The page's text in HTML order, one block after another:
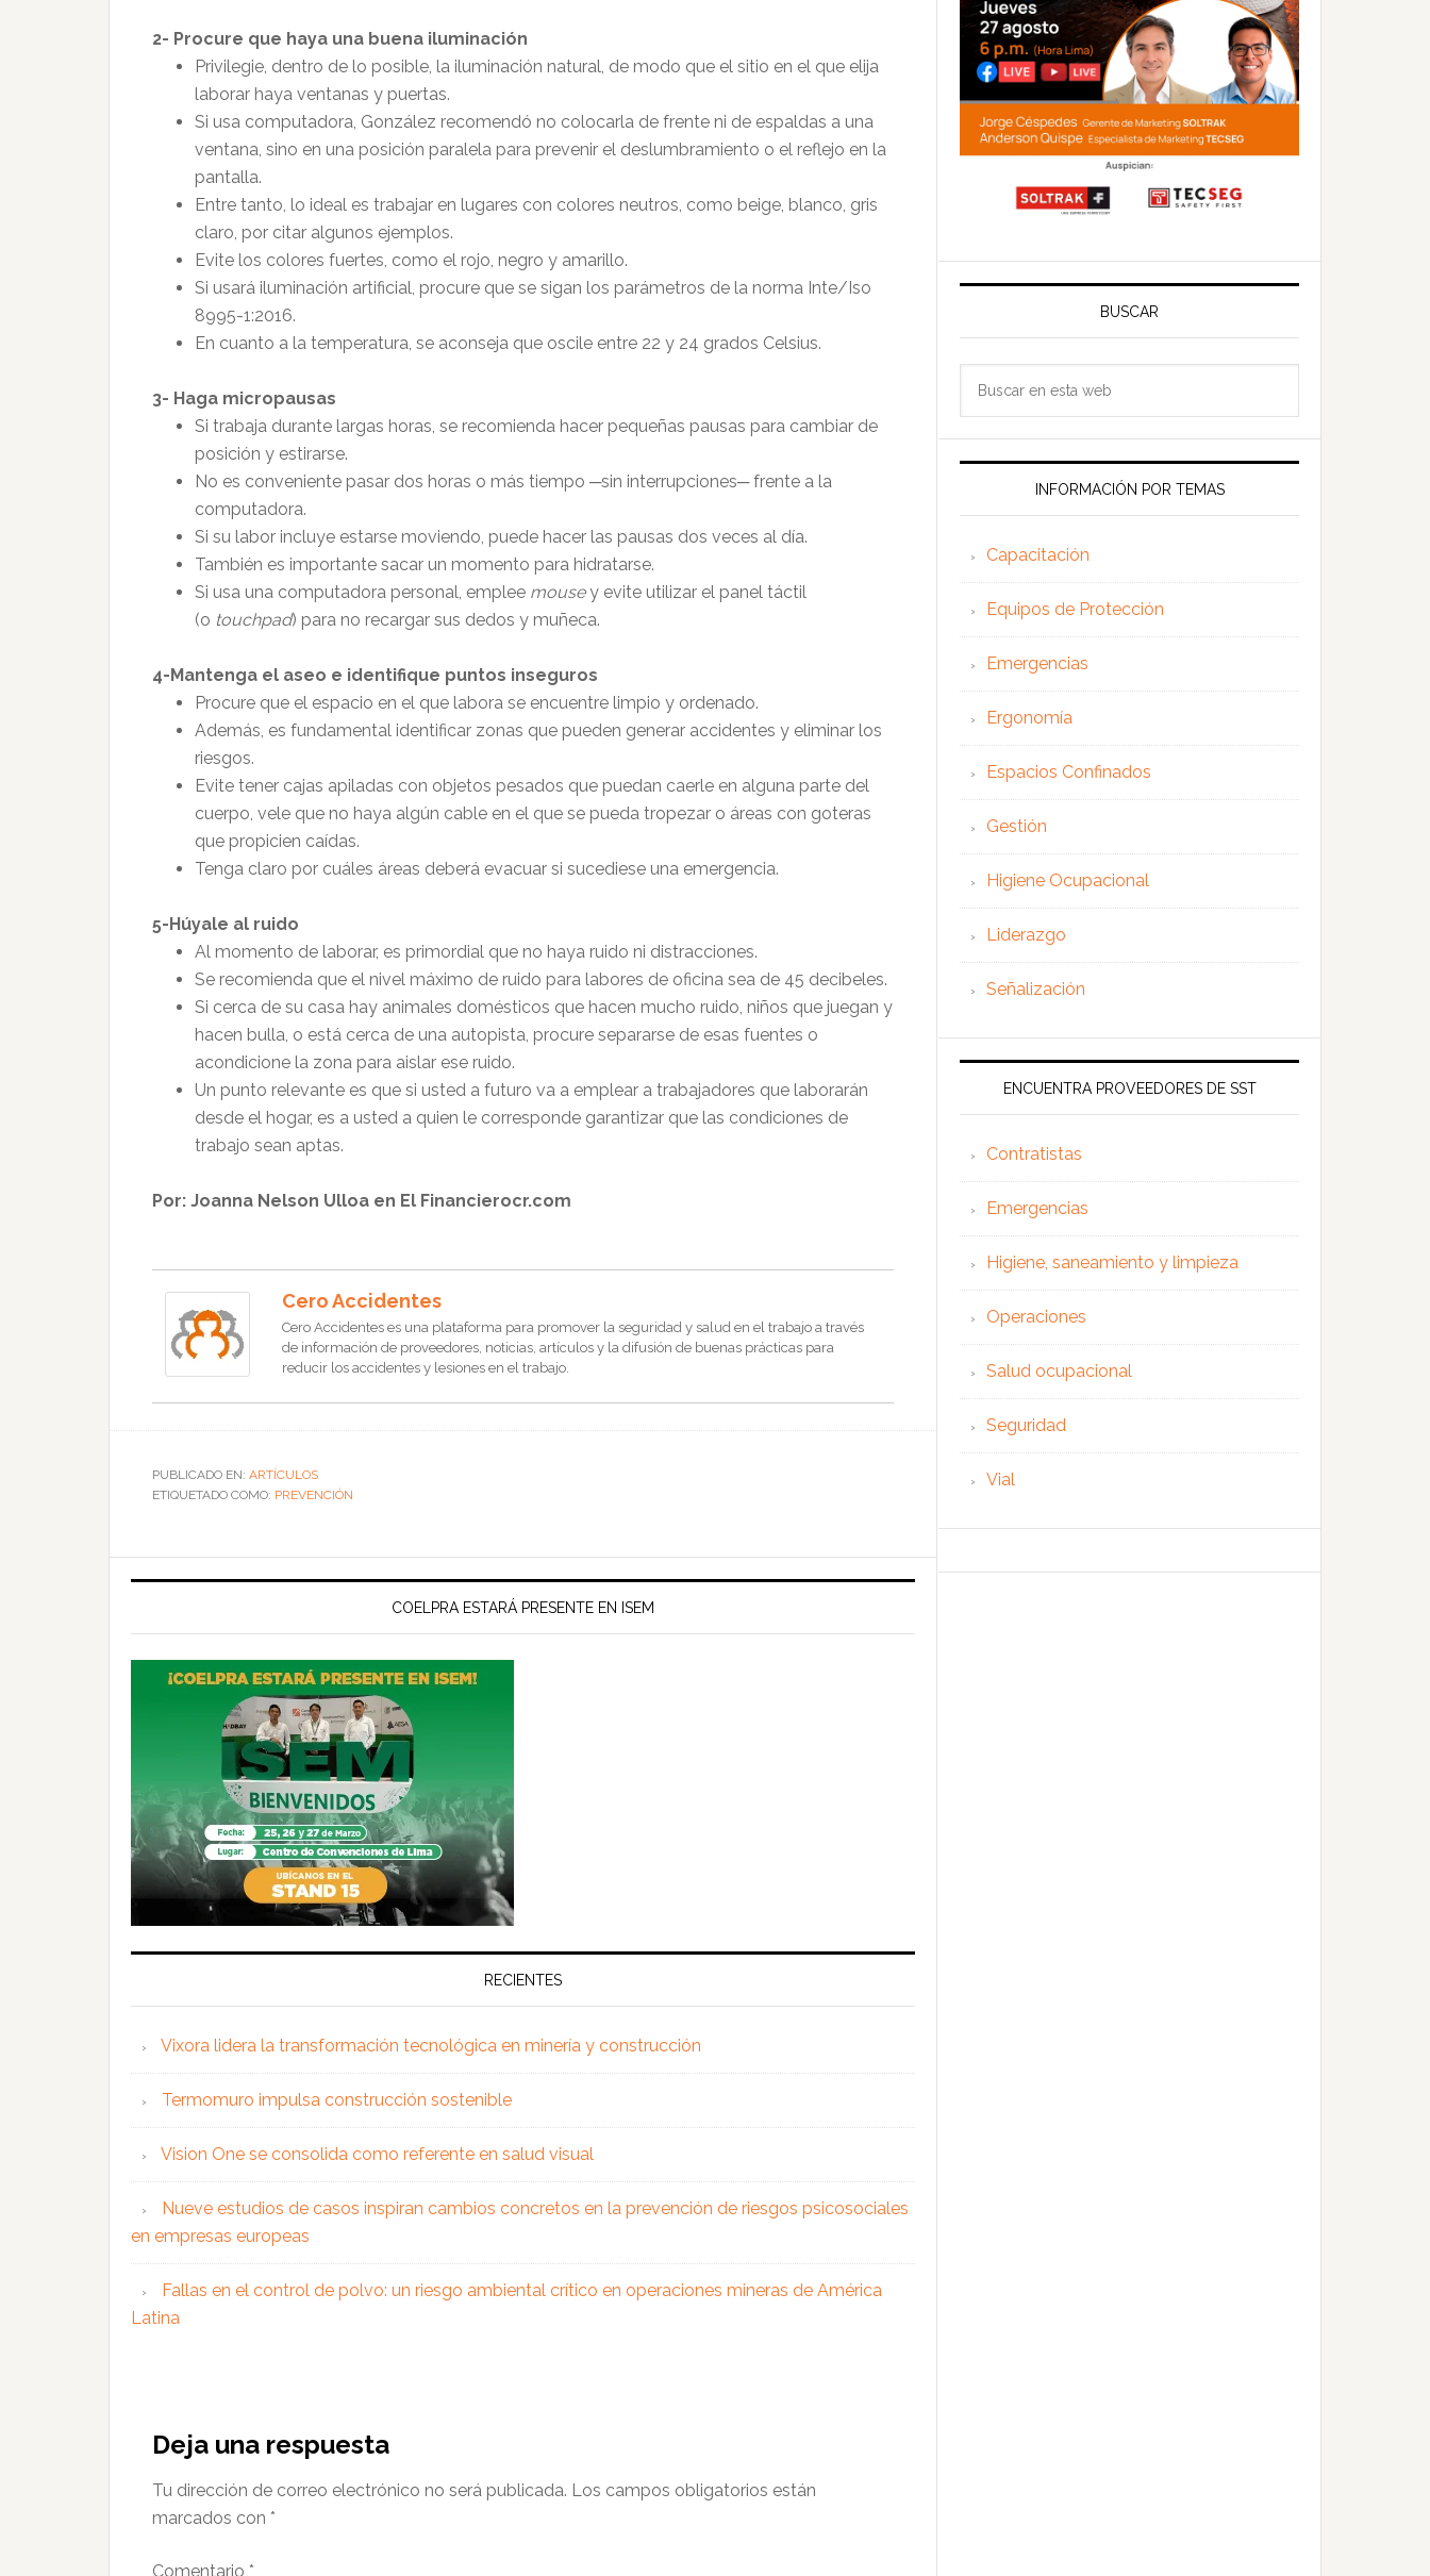
2- Procure que haya una buena iluminación
Privilegie, dentro de lo posible, la iluminación natural, de modo que el sitio en el que elija
laborar haya ventanas y puertas.
Si usa computadora, González recomendó no colocarla de frente ni de espaldas a una
ventana, sino en una posición paralela para prevenir el deslumbramiento o el reflejo en la
pantalla.
Entre tanto, lo ideal es trabajar en lugares con colores neutros, como beige, blanco, gris
claro, por citar algunos ejemplos.
Evite los colores fuertes, como el rojo, negro y amarillo.
Si usará iluminación artificial, procure que se sigan los parámetros de la norma Inte/Iso
8995-1:2016.
En cuanto a la temperatura, se aconseja que oscile entre 22 y 24 grados Celsius.
3- Haga micropausas
Si trabaja durante largas horas, se recomienda hacer pequeñas pausas para cambiar de
posición y estirarse.
No es conveniente pasar dos horas o más tiempo ─sin interrupciones─ frente a la
computadora.
Si su labor incluye estarse moviendo, puede hacer las pausas dos veces al día.
También es importante sacar un momento para hidratarse.
Si usa una computadora personal, emplee mousey evite utilizar el panel táctil
(o touchpad) para no recargar sus dedos y muñeca.
4-Mantenga el aseo e identifique puntos inseguros
Procure que el espacio en el que labora se encuentre limpio y ordenado.
Además, es fundamental identificar zonas que pueden generar accidentes y eliminar los
riesgos.
Evite tener cajas apiladas con objetos pesados que puedan caerle en alguna parte del
cuerpo, vele que no haya algún cable en el que se pueda tropezar o áreas con goteras
que propicien caídas.
Tenga claro por cuáles áreas deberá evacuar si sucediese una emergencia.
5-Húyale al ruido
Al momento de laborar, es primordial que no haya ruido ni distracciones.
Se recomienda que el nivel máximo de ruido para labores de oficina sea de 45 decibeles.
Si cerca de su casa hay animales domésticos que hacen mucho ruido, niños que juegan y
hacen bulla, o está cerca de una autopista, procure separarse de esas fuentes o
acondicione la zona para aislar ese ruido.
Un punto relevante es que si usted a futuro va a emplear a trabajadores que laborarán
desde el hogar, es a usted a quien le corresponde garantizar que las condiciones de
trabajo sean aptas.
Por: Joanna Nelson Ulloa en El Financierocr.com
Cero Accidentes
Cero Accidentes es una plataforma para promover la seguridad y salud en el trabajo a través
de información de proveedores, noticias, artículos y la difusión de buenas prácticas para
reducir los accidentes y lesiones en el trabajo.
PUBLICADO EN: ARTÍCULOS
ETIQUETADO COMO: PREVENCIÓN
COELPRA ESTARÁ PRESENTE EN ISEM
RECIENTES
Vixora lidera la transformación tecnológica en minería y construcción
Termomuro impulsa construcción sostenible
Vision One se consolida como referente en salud visual
Nueve estudios de casos inspiran cambios concretos en la prevención de riesgos psicosociales
en empresas europeas
Fallas en el control de polvo: un riesgo ambiental crítico en operaciones mineras de América
Latina
con
lectores
Deja una respuesta
Tu dirección de correo electrónico no será publicada. Los campos obligatorios están
marcados con *
Comentario *
BUSCAR
web
INFORMACIÓN POR TEMAS
Capacitación
Equipos de Protección
Emergencias
Ergonomía
Espacios Confinados
Gestión
Higiene Ocupacional
Liderazgo
Señalización
ENCUENTRA PROVEEDORES DE SST
Contratistas
Emergencias
Higiene, saneamiento y limpieza
Operaciones
Salud ocupacional
Seguridad
Vial